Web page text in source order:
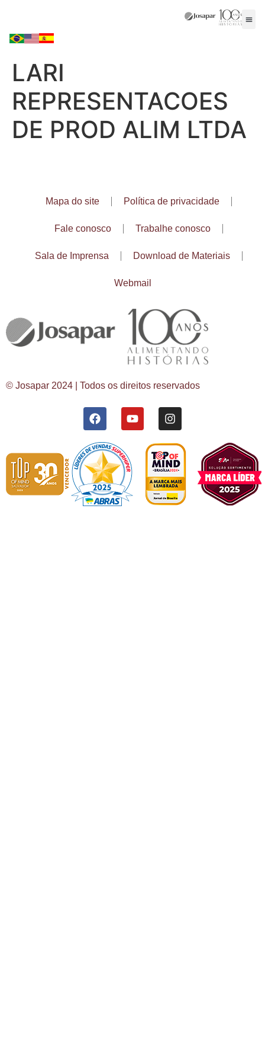
LARI
REPRESENTACOES
DE PROD ALIM LTDA
Mapa do site Política de privacidade
Fale conosco Trabalhe conosco
Sala de Imprensa Download de Materiais
Webmail
© Josapar 2024 | Todos os direitos reservados